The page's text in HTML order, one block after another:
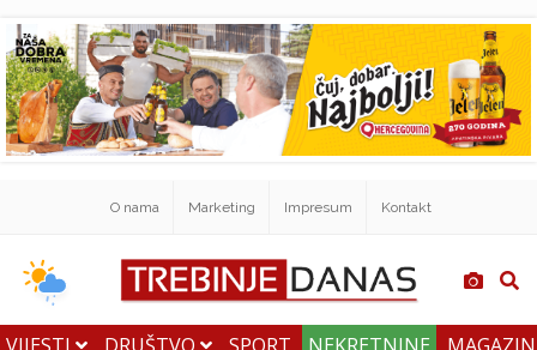
O nama Marketing Impresum Kontakt
VIJESTI DRUŠTVO SPORT NEKRETNINE